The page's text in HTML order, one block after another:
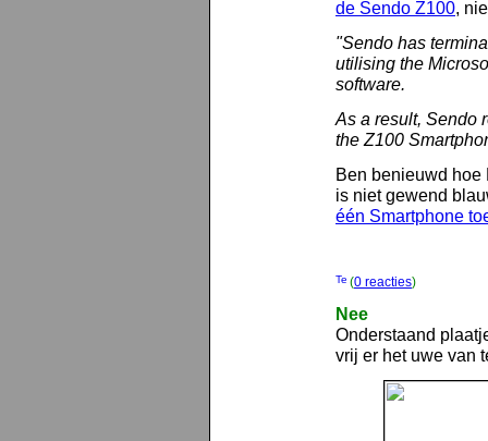
de Sendo Z100,
"Sendo has
utilising the
software.
As a result, Sendo
the Z100
Ben benieuwd hoe
is niet gewend
één Smartphone
(0 reacties)
Nee
Onderstaand
vrij er het uwe van